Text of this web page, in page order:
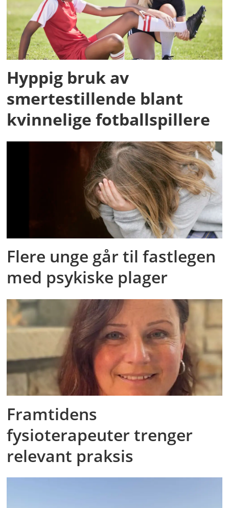
Hyppig bruk av
smertestillende blant
kvinnelige fotballspillere
Flere unge går til fastlegen
med psykiske plager
Framtidens
fysioterapeuter trenger
relevant praksis